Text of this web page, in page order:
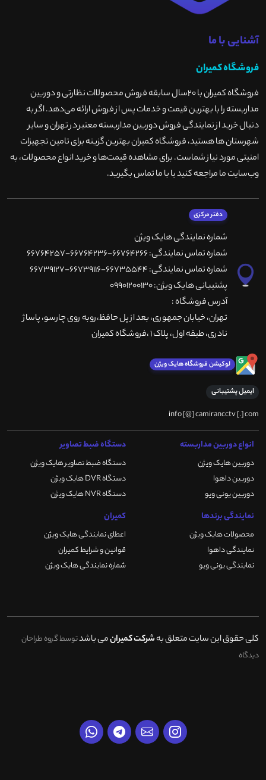
آشنایی با ما
فروشگاه کمیران
فروشگاه کمیران با ۲۰سال سابقه فروش محصولاات نظارتی و دوربین
مداربسته را با بهترین قیمت و خدمات پس از فروش ارائه می‌دهد. اگر به
دنبال خرید از نمایندگی فروش دوربین مداربسته معتبر در تهران و سایر
شهرستان ها هستید، فروشگاه کمیران بهترین گزینه برای تامین تجهیزات
امنیتی مورد نیاز شماست. برای مشاهده قیمت‌ها و خرید انواع محصولات، به
وب‌سایت ما مراجعه کنید یا با ما تماس بگیرید.
دفتر مرکزی
شماره نمایندگی هایک ویژن
شماره تماس نمایندگی: 66764266-66764236-66764257
شماره تماس نمایندگی: 66735544-66739116-66739127
پشتیبانی هایک ویژن: 09901200130
آدرس فروشگاه :
تهران، خيابان جمهوری، بعد از پل حافظ،روبه روی چارسو، پاساژ
نادری، طبقه اول، پلاک 1 ،فروشگاه کمیران
لوکیشن فروشگاه هایک ویژن
ایمیل پشتیبانی
info [@] camirancctv [.] com
انواع دوربین مداربسته
دوربین هایک ویژن
دوربین داهوا
دوربین یونی ویو
دستگاه ضبط تصاویر
دستگاه ضبط تصاویر هایک ویژن
دستگاه DVR هایک ویژن
دستگاه NVR هایک ویژن
نمایندگی برندها
محصولات هایک ویژن
نمایندگی داهوا
نمایندگی یونی ویو
کمیران
اعطای نمایندگی هایک ویژن
قوانین و شرایط کمیران
شماره نمایندگی هایک ویژن
کلی حقوق این سایت متعلق بهشرکت کمیرانمی باشدتوسط گروه طراحان
دیدگاه